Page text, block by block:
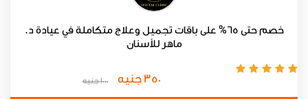
خصم حتى 65% على باقات تجميل وعلاج متكاملة في عيادة د.
ماهر للأسنان
350 جنيه 1000 جنيه